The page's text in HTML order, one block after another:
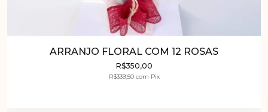
ARRANJO FLORAL COM 12 ROSAS
R$350,00
R$339,50 com Pix